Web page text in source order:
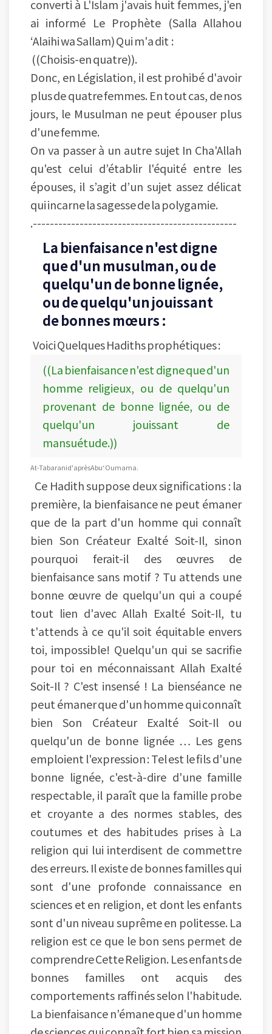
converti à L'Islam j'avais huit femmes, j'en
ai informé Le Prophète (Salla Allahou
‘Alaihi wa Sallam) Qui m'a dit :
((Choisis-en quatre)).
Donc, en Législation, il est prohibé d'avoir
plus de quatre femmes. En tout cas, de nos
jours, le Musulman ne peut épouser plus
d'une femme.
On va passer à un autre sujet In Cha'Allah
qu'est celui d’établir l'équité entre les
épouses, il s’agit d’un sujet assez délicat
qui incarne la sagesse de la polygamie.
.------------------------------------------------
La bienfaisance n'est digne
que d'un musulman, ou de
quelqu'un de bonne lignée,
ou de quelqu'un jouissant
de bonnes mœurs :
Voici Quelques Hadiths prophétiques :
((La bienfaisance n'est digne que d'un
homme religieux, ou de quelqu'un
provenant de bonne lignée, ou de
quelqu'un jouissant de
mansuétude.))
At-Tabarani d'après Abu ‘Oumama.
Ce Hadith suppose deux significations : la
première, la bienfaisance ne peut émaner
que de la part d'un homme qui connaît
bien Son Créateur Exalté Soit-Il, sinon
pourquoi ferait-il des œuvres de
bienfaisance sans motif ? Tu attends une
bonne œuvre de quelqu'un qui a coupé
tout lien d'avec Allah Exalté Soit-Il, tu
t'attends à ce qu'il soit équitable envers
toi, impossible! Quelqu'un qui se sacrifie
pour toi en méconnaissant Allah Exalté
Soit-Il ? C'est insensé ! La bienséance ne
peut émaner que d'un homme qui connaît
bien Son Créateur Exalté Soit-Il ou
quelqu'un de bonne lignée … Les gens
emploient l'expression : Tel est le fils d'une
bonne lignée, c'est-à-dire d'une famille
respectable, il paraît que la famille probe
et croyante a des normes stables, des
coutumes et des habitudes prises à La
religion qui lui interdisent de commettre
des erreurs. Il existe de bonnes familles qui
sont d'une profonde connaissance en
sciences et en religion, et dont les enfants
sont d'un niveau suprême en politesse. La
religion est ce que le bon sens permet de
comprendre Cette Religion. Les enfants de
bonnes familles ont acquis des
comportements raffinés selon l'habitude.
La bienfaisance n'émane que d'un homme